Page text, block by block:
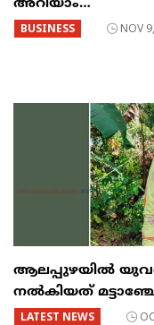
അറിയാം…
BUSINESS NOV
ആലപ്പുഴയിൽ
നൽകിയത്
LATEST NEWS